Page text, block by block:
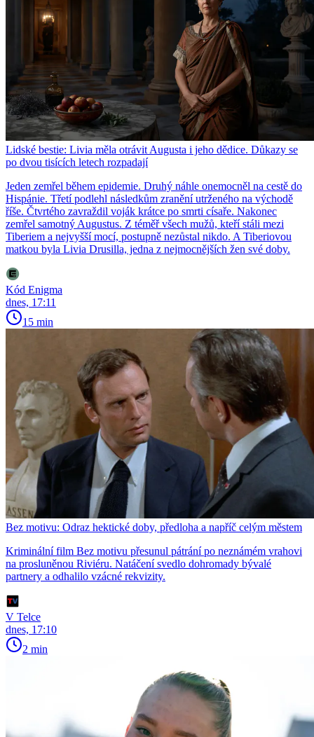
Lidské bestie: Livia měla otrávit Augusta i jeho dědice. Důkazy se
po dvou tisících letech rozpadají
Jeden zemřel během epidemie. Druhý náhle onemocněl na cestě do
Hispánie. Třetí podlehl následkům zranění utrženého na východě
říše. Čtvrtého zavraždil voják krátce po smrti císaře. Nakonec
zemřel samotný Augustus. Z téměř všech mužů, kteří stáli mezi
Tiberiem a nejvyšší mocí, postupně nezůstal nikdo. A Tiberiovou
matkou byla Livia Drusilla, jedna z nejmocnějších žen své doby.
Kód Enigma
dnes, 17:11
15 min
Bez motivu: Odraz hektické doby, předloha a napříč celým městem
Kriminální film Bez motivu přesunul pátrání po neznámém vrahovi
na prosluněnou Riviéru. Natáčení svedlo dohromady bývalé
partnery a odhalilo vzácné rekvizity.
V Telce
dnes, 17:10
2 min